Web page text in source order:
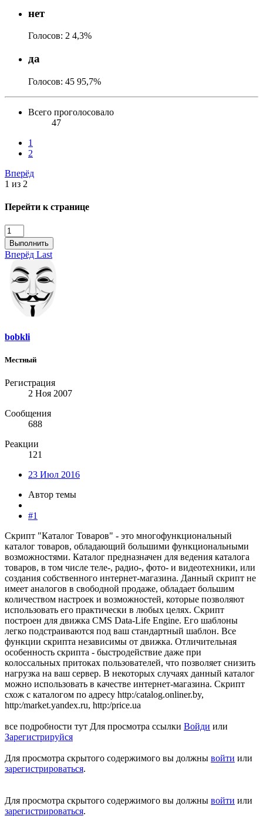
нет
Голосов: 2 4,3%
да
Голосов: 45 95,7%
Всего проголосовало
47
1
2
Вперёд
1 из 2
Перейти к странице
Выполнить
Вперёд Last
bobkli
Местный
Регистрация
2 Ноя 2007
Сообщения
688
Реакции
121
23 Июл 2016
Автор темы
#1
Скрипт "Каталог Товаров" - это многофункциональный
каталог товаров, обладающий большими функциональными
возможностями. Каталог предназначен для ведения каталога
товаров, в том числе теле-, радио-, фото- и видеотехники, или
создания собственного интернет-магазина. Данный скрипт не
имеет аналогов в свободной продаже, обладает большим
количеством настроек и возможностей, которые позволяют
использовать его практически в любых целях. Скрипт
построен для движка CMS Data-Life Engine. Его шаблоны
легко подстраиваются под ваш стандартный шаблон. Все
функции скрипта независимы от движка. Отличительная
особенность скрипта - быстродействие даже при
колоссальных притоках пользователей, что позволяет снизить
нагрузка на ваш сервер. В некоторых случаях данный каталог
можно использовать в качестве интернет-магазина. Скрипт
схож с каталогом по адресу http:/catalog.onliner.by,
http:/market.yandex.ru, http:/price.ua
все подробности тут Для просмотра ссылки Войди или
Зарегистрируйся
Для просмотра скрытого содержимого вы должны войти или
зарегистрироваться.
Для просмотра скрытого содержимого вы должны войти или
зарегистрироваться.